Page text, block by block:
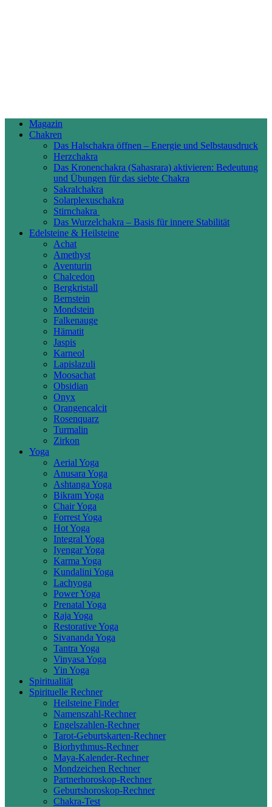
Magazin
Chakren
Das Halschakra öffnen – Energie und Selbstausdruck
Herzchakra
Das Kronenchakra (Sahasrara) aktivieren: Bedeutung
und Übungen für das siebte Chakra
Sakralchakra
Solarplexuschakra
Stirnchakra
Das Wurzelchakra – Basis für innere Stabilität
Edelsteine & Heilsteine
Achat
Amethyst
Aventurin
Chalcedon
Bergkristall
Bernstein
Mondstein
Falkenauge
Hämatit
Jaspis
Karneol
Lapislazuli
Moosachat
Obsidian
Onyx
Orangencalcit
Rosenquarz
Turmalin
Zirkon
Yoga
Aerial Yoga
Anusara Yoga
Ashtanga Yoga
Bikram Yoga
Chair Yoga
Forrest Yoga
Hot Yoga
Integral Yoga
Iyengar Yoga
Karma Yoga
Kundalini Yoga
Lachyoga
Power Yoga
Prenatal Yoga
Raja Yoga
Restorative Yoga
Sivananda Yoga
Tantra Yoga
Vinyasa Yoga
Yin Yoga
Spiritualität
Spirituelle Rechner
Heilsteine Finder
Namenszahl-Rechner
Engelszahlen-Rechner
Tarot-Geburtskarten-Rechner
Biorhythmus-Rechner
Maya-Kalender-Rechner
Mondzeichen Rechner
Partnerhoroskop-Rechner
Geburtshoroskop-Rechner
Chakra-Test